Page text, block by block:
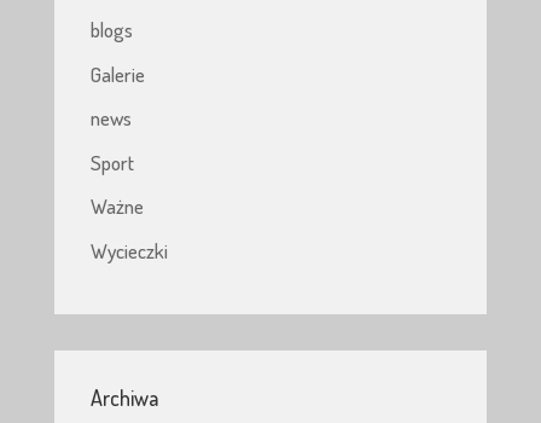
blogs
Galerie
news
Sport
Ważne
Wycieczki
Archiwa